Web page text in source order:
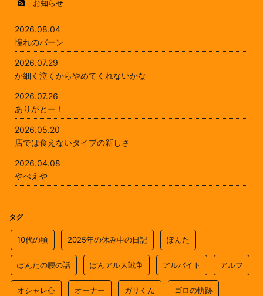
お知らせ
2026.08.04
憧れのバーン
2026.07.29
か細く泣くからやめてくれないかな
2026.07.26
ありがとー！
2026.05.20
店では食えないタイプの新しさ
2026.04.08
やべえや
タグ
10代の頃 2025年の休み中の日記 ぽんた
ぽんたの腰の話 ぽんアル大戦争 アルバイト アルフ
オシャレ心 オーナー ガリくん ゴロの軌跡